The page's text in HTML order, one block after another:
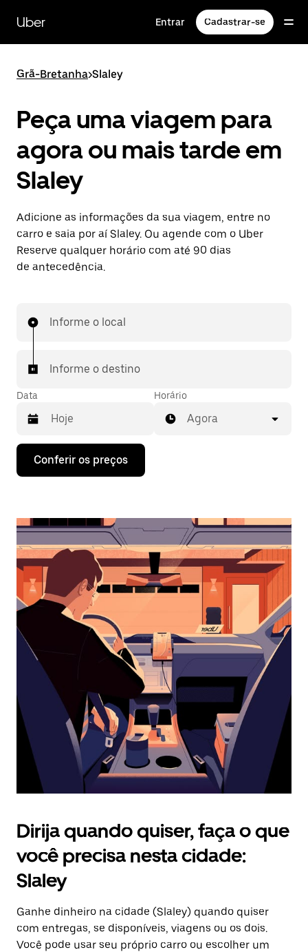
para
conteúdo
Uber Entrar Cadastrar-se
Grã-Bretanha>Slaley
Peça uma viagem para
agora ou mais tarde em
Slaley
Adicione as informações da sua viagem, entre no
carro e saia por aí Slaley. Ou agende com o Uber
Reserve qualquer horário com até 90 dias
de antecedência.
Informe o local
Informe o destino
Data
Pressione
seta
interagir
o
calendário
selecionar
uma
data.
Pressione
a
tecla
“ESC”
o
calendário.
Horário
Agora
Conferir os preços
Dirija quando quiser, faça o que
você precisa nesta cidade:
Slaley
Ganhe dinheiro na cidade (Slaley) quando quiser
com entregas, se disponíveis, viagens ou os dois.
Você pode usar seu próprio carro ou escolher um